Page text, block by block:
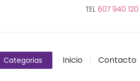
TEL 607 940 120
Categorias Inicio Contacto